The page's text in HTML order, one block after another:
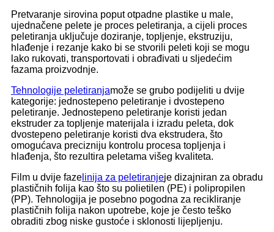
Pretvaranje sirovina poput otpadne plastike u male,
ujednačene pelete je proces peletiranja, a cijeli proces
peletiranja uključuje doziranje, topljenje, ekstruziju,
hlađenje i rezanje kako bi se stvorili peleti koji se mogu
lako rukovati, transportovati i obrađivati ​​u sljedećim
fazama proizvodnje.
Tehnologije peletiranjamože se grubo podijeliti u dvije
kategorije: jednostepeno peletiranje i dvostepeno
peletiranje. Jednostepeno peletiranje koristi jedan
ekstruder za topljenje materijala i izradu peleta, dok
dvostepeno peletiranje koristi dva ekstrudera, što
omogućava precizniju kontrolu procesa topljenja i
hlađenja, što rezultira peletama višeg kvaliteta.
Film u dvije faze linija za peletiranjeje dizajniran za obradu
plastičnih folija kao što su polietilen (PE) i polipropilen
(PP). Tehnologija je posebno pogodna za recikliranje
plastičnih folija nakon upotrebe, koje je često teško
obraditi zbog niske gustoće i sklonosti lijepljenju.